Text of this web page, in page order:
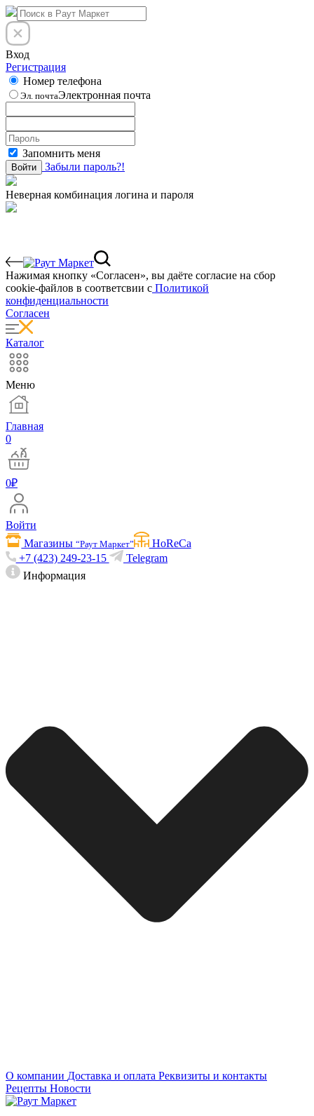
Вход
Регистрация
Номер телефона
Эл. почтаЭлектронная почта
Запомнить меня
Войти Забыли пароль?!
Неверная комбинация логина и пароля
Нажимая кнопку «Согласен», вы даёте cогласие на сбор
cookie-файлов в соответсвии с Политикой
конфиденциальности
Согласен
Каталог
Меню
Главная
0
0₽
Войти
Магазины“Раут Маркет”
HoReCa
+7 (423) 249-23-15
Telegram
Информация
О компании Доставка и оплата Реквизиты и контакты
Рецепты Новости